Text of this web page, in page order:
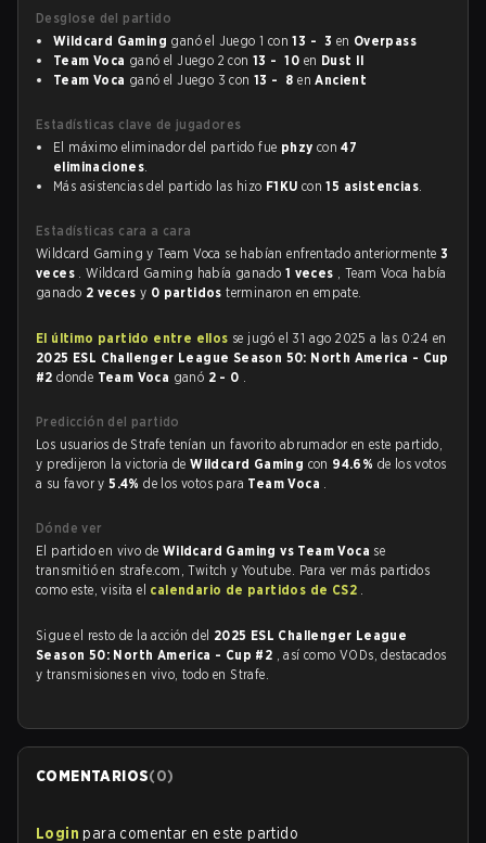
Desglose del partido
Wildcard Gaming ganó el Juego 1 con13 - 3 en Overpass
Team Voca ganó el Juego 2 con13 - 10 en Dust II
Team Voca ganó el Juego 3 con13 - 8 enAncient
Estadísticas clave de jugadores
El máximo eliminador del partido fue phzy con47
eliminaciones.
Más asistencias del partido las hizo F1KU con15 asistencias.
Estadísticas cara a cara
Wildcard Gaming y Team Voca se habían enfrentado anteriormente3
veces . Wildcard Gaming había ganado 1 veces , Team Voca había
ganado 2 vecesy 0 partidosterminaron en empate.
El último partido entre ellos se jugó el 31 ago 2025 a las 0:24 en
2025 ESL Challenger League Season 50: North America - Cup
#2donde Team Voca ganó 2 - 0 .
Predicción del partido
Los usuarios de Strafe tenían un favorito abrumador en este partido,
y predijeron la victoria deWildcard Gaming con 94.6% de los votos
a su favor y5.4%de los votos para Team Voca .
Dónde ver
El partido en vivo de Wildcard Gaming vs Team Voca se
transmitió en strafe.com, Twitch y Youtube. Para ver más partidos
como este, visita el calendario de partidos de CS2 .
Sigue el resto de la acción del 2025 ESL Challenger League
Season 50: North America - Cup #2 , así como VODs, destacados
y transmisiones en vivo, todo en Strafe.
COMENTARIOS(0)
Login para comentar en este partido